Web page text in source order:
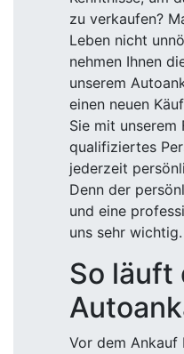
zu verkaufen?
Leben nicht
nehmen Ihnen
unserem
einen neuen
Sie mit unserem
qualifiziertes
jederzeit
Denn der
und eine
uns sehr wichtig.
So läuft
Vor dem